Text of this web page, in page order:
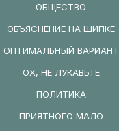
ОБЩЕСТВО
ОБЪЯСНЕНИЕ НА ШИПКЕ
ОПТИМАЛЬНЫЙ ВАРИАНТ
ОХ, НЕ ЛУКАВЬТЕ
ПОЛИТИКА
ПРИЯТНОГО МАЛО